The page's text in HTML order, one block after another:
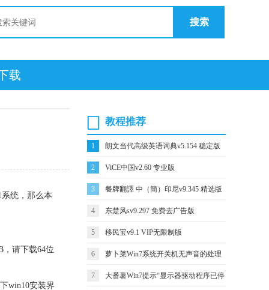
搜索
载
统，那么本
请下载64位
win10安装界
教程推荐
1 朗文当代高级英语词典v5.154 稳定版
2 ViCE中国v2.60 专业版
3 餐牌翻譯 中（簡）印尼v9.345 精选版
4 东楚风sv9.297 免费去广告版
5 移民宝v9.1 VIP无限制版
6 萝卜菜Win7系统开关机无声音的处理
措施
7 大番薯Win7提示“显示器驱动程序已停